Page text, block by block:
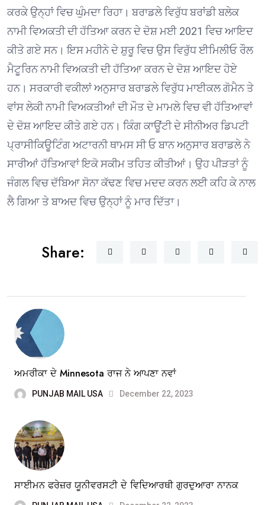
ਕਰਕੇ ਉਨ੍ਹਾਂ ਵਿਚ ਘੁੰਮਦਾ ਰਿਹਾ। ਬਰਾਡਲੇ ਵਿਰੁੱਧ ਬਰਾਂਡੀ ਬਲੇਕ
ਨਾਮੀ ਵਿਅਕਤੀ ਦੀ ਹੱਤਿਆ ਕਰਨ ਦੇ ਦੋਸ਼ ਮਈ 2021 ਵਿਚ ਆਇਦ
ਕੀਤੇ ਗਏ ਸਨ। ਇਸ ਮਹੀਨੇ ਦੇ ਸ਼ੁਰੂ ਵਿਚ ਉਸ ਵਿਰੁੱਧ ਈਮਿਲੀਓ ਰੌਲ
ਮੈਟੂਰਿਨ ਨਾਮੀ ਵਿਅਕਤੀ ਦੀ ਹੱਤਿਆ ਕਰਨ ਦੇ ਦੋਸ਼ ਆਇਦ ਹੋਏ
ਹਨ। ਸਰਕਾਰੀ ਵਕੀਲਾਂ ਅਨੁਸਾਰ ਬਰਾਡਲੇ ਵਿਰੁੱਧ ਮਾਈਕਲ ਗੋਮੈਨ ਤੇ
ਵਾਂਸ ਲੇਕੀ ਨਾਮੀ ਵਿਅਕਤੀਆਂ ਦੀ ਮੌਤ ਦੇ ਮਾਮਲੇ ਵਿਚ ਵੀ ਹੱਤਿਆਵਾਂ
ਦੇ ਦੋਸ਼ ਆਇਦ ਕੀਤੇ ਗਏ ਹਨ। ਕਿੰਗ ਕਾਊਂਟੀ ਦੇ ਸੀਨੀਅਰ ਡਿਪਟੀ
ਪ੍ਰਾਸੀਕਿਊਟਿੰਗ ਅਟਾਰਨੀ ਥਾਮਸ ਸੀ ਓ ਬਾਨ ਅਨੁਸਾਰ ਬਰਾਡਲੇ ਨੇ
ਸਾਰੀਆਂ ਹੱਤਿਆਵਾਂ ਇਕੋ ਸਕੀਮ ਤਹਿਤ ਕੀਤੀਆਂ। ਉਹ ਪੀੜਤਾਂ ਨੂੰ
ਜੰਗਲ ਵਿਚ ਦੱਬਿਆ ਸੋਨਾ ਕੱਢਣ ਵਿਚ ਮਦਦ ਕਰਨ ਲਈ ਕਹਿ ਕੇ ਨਾਲ
ਲੈ ਗਿਆ ਤੇ ਬਾਅਦ ਵਿਚ ਉਨ੍ਹਾਂ ਨੂੰ ਮਾਰ ਦਿੱਤਾ।
Share:
ਅਮਰੀਕਾ ਦੇ Minnesota ਰਾਜ ਨੇ ਆਪਣਾ ਨਵਾਂ
PUNJAB MAIL USA December 22, 2023
ਸਾਈਮਨ ਫਰੇਜ਼ਰ ਯੂਨੀਵਰਸਟੀ ਦੇ ਵਿਦਿਆਰਥੀ ਗੁਰਦੁਆਰਾ ਨਾਨਕ